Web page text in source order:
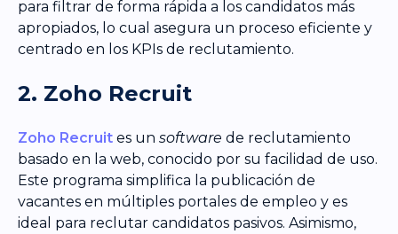
para filtrar de forma rápida a los candidatos más
apropiados, lo cual asegura un proceso eficiente y
centrado en los KPIs de reclutamiento.
2. Zoho Recruit
Zoho Recruit es un software de reclutamiento
basado en la web, conocido por su facilidad de uso.
Este programa simplifica la publicación de
vacantes en múltiples portales de empleo y es
ideal para reclutar candidatos pasivos. Asimismo,